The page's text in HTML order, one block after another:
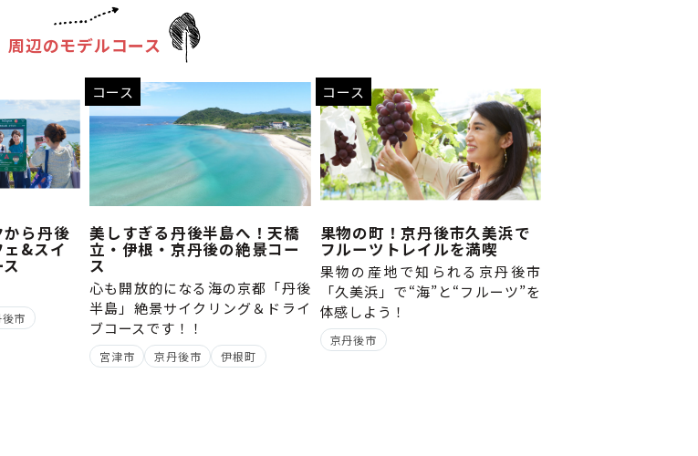
周辺のモデルコース
ら丹後
&スイ
市
コース
美しすぎる丹後半島へ！天橋
立・伊根・京丹後の絶景コー
ス
心も開放的になる海の京都「丹後
半島」絶景サイクリング＆ドライ
ブコースです！！
宮津市 京丹後市 伊根町
コース
果物の町！京丹後市久美浜で
フルーツトレイルを満喫
果物の産地で知られる京丹後市
「久美浜」で“海”と“フルーツ”を
体感しよう！
京丹後市